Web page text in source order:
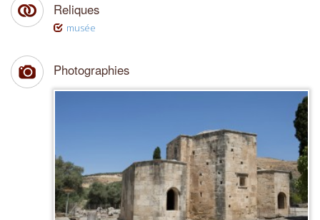
Reliques
musée
Photographies